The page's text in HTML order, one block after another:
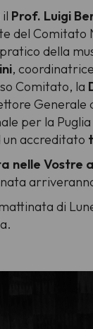
Prof. Luigi
del Comitato
della
,
Comitato, la
Generale
per la Puglia
accreditato
nelle Vostre
di